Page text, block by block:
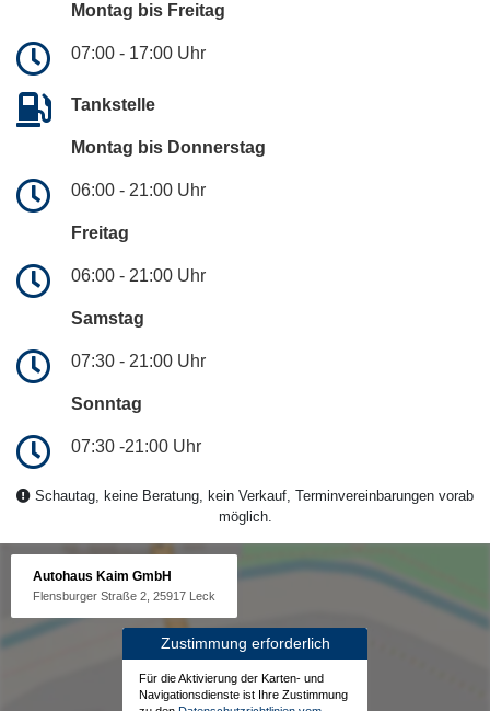
Montag bis Freitag
07:00 - 17:00 Uhr
Tankstelle
Montag bis Donnerstag
06:00 - 21:00 Uhr
Freitag
06:00 - 21:00 Uhr
Samstag
07:30 - 21:00 Uhr
Sonntag
07:30 -21:00 Uhr
Schautag, keine Beratung, kein Verkauf, Terminvereinbarungen vorab
möglich.
Autohaus Kaim GmbH
Flensburger Straße 2, 25917 Leck
Zustimmung erforderlich
Für die Aktivierung der Karten- und
Navigationsdienste ist Ihre Zustimmung